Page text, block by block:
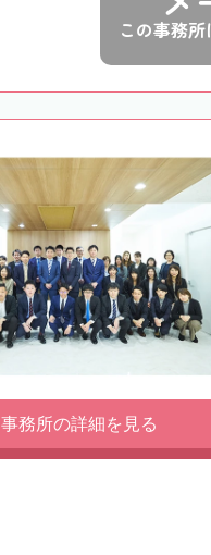
この事務
事務所の詳細を見る